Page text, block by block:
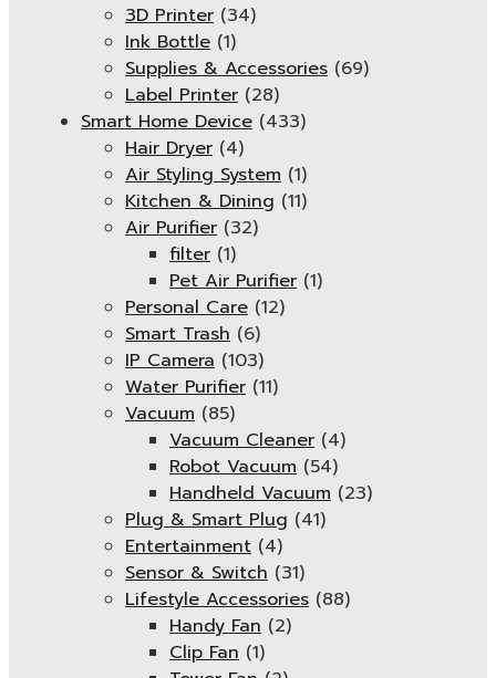
3D Printer (34)
Ink Bottle (1)
Supplies & Accessories (69)
Label Printer (28)
Smart Home Device (433)
Hair Dryer (4)
Air Styling System (1)
Kitchen & Dining (11)
Air Purifier (32)
filter (1)
Pet Air Purifier (1)
Personal Care (12)
Smart Trash (6)
IP Camera (103)
Water Purifier (11)
Vacuum (85)
Vacuum Cleaner (4)
Robot Vacuum (54)
Handheld Vacuum (23)
Plug & Smart Plug (41)
Entertainment (4)
Sensor & Switch (31)
Lifestyle Accessories (88)
Handy Fan (2)
Clip Fan (1)